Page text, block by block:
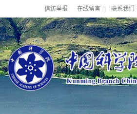
信访举报 在线留言 联系我们